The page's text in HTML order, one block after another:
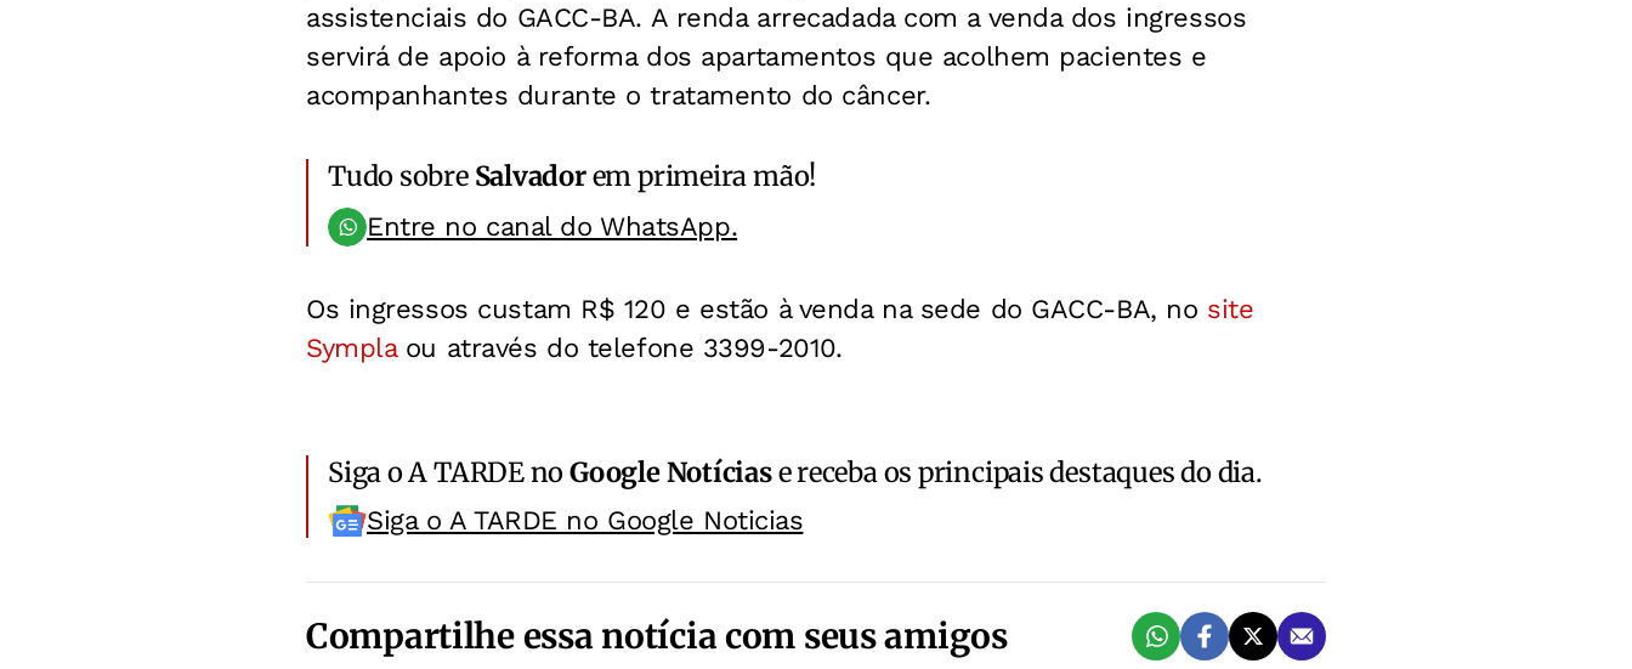
assistenciais do GACC-BA. A renda arrecadada com a venda dos ingressos
servirá de apoio à reforma dos apartamentos que acolhem pacientes e
acompanhantes durante o tratamento do câncer.
Tudo sobre Salvadorem primeira mão!
Entre no canal do WhatsApp.
Os ingressos custam R$ 120 e estão à venda na sede do GACC-BA, no site
Symplaou através do telefone 3399-2010.
Siga o A TARDE noGoogle Notíciase receba os principais destaques do dia.
Siga o A TARDE no Google Noticias
Compartilhe essa notícia com seus amigos